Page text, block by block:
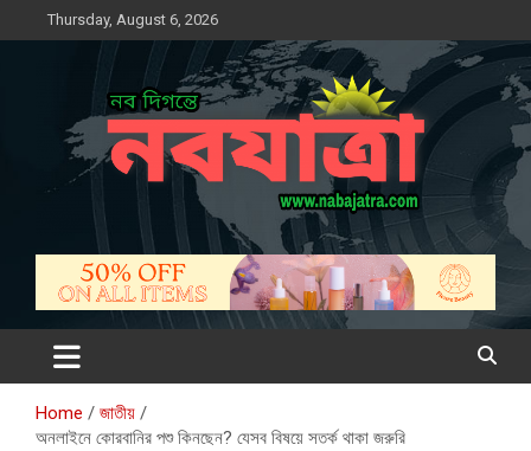
to
Thursday, August 6, 2026
নবযাত্রা
সম্ভাবনার নতুন দিগন্ত
Home
জাতীয়
অনলাইনে কোরবানির পশু কিনছেন? যেসব বিষয়ে সতর্ক থাকা জরুরি